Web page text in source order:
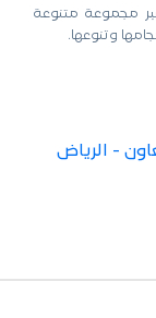
عبر مجموعة متنوعة
وتنوعها.
- الرياض